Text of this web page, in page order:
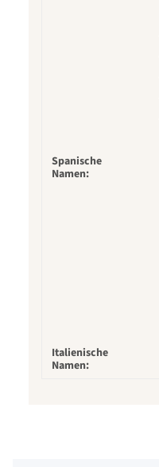
Spanische
Namen:
Italienische
Namen: